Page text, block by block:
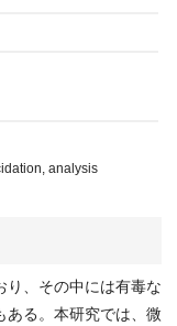
analysis
り、その中には有毒な
ある。本研究では、微